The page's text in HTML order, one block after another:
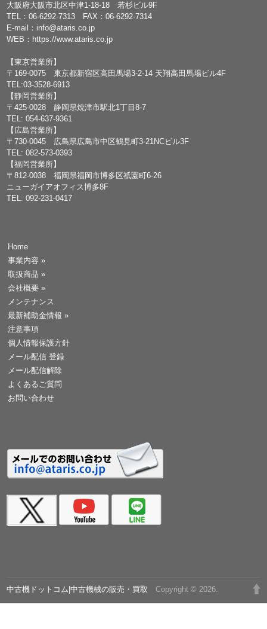
大阪府大阪市北区中津1-18-18 若杉ビル9F
TEL：06-6292-7313 FAX：06-6292-7314
E-mail： info@ataris.co.jp
WEB： https://www.ataris.co.jp
【東京営業所】
〒169-0075 東京都新宿区高田馬場3-2-14 天翔高田馬場ビル4F
TEL:03-3528-6913
【静岡営業所】
〒425-0028 静岡県焼津市駅北1丁目8-7
TEL: 054-637-9361
【広島営業所】
〒730-0045 広島県広島市中区鶴見町3-21NCビル3F
TEL: 082-573-0393
【福岡営業所】
〒812-0038 福岡県福岡市博多区祇園町6-26
ニューガイアオフィス博多8F
TEL: 092-231-0417
Home
事業内容 »
取扱商品 »
会社概要 »
メンテナンス
最新補助金情報 »
注意事項
個人情報保護方針
メール配信 登録
メール配信解除
よくあるご質問
お問い合わせ
中古機ドットコム|中古機械の販売・買取 Copyright © 2026.